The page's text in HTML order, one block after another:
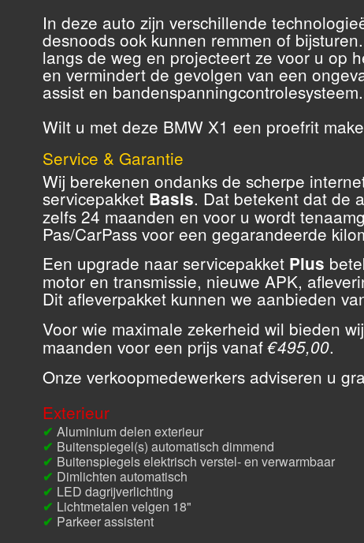
In deze auto zijn verschillende
desnoods ook kunnen remmen of
langs de weg en projecteert ze voor u op
en vermindert de gevolgen van een
assist en bandenspanningcontrolesysteem.
Wilt u met deze BMW X1 een proefrit
Service & Garantie
Wij berekenen ondanks de scherpe
servicepakket Basis. Dat betekent dat de
zelfs 24 maanden en voor u wordt
Pas/CarPass voor een gegarandeerde
Een upgrade naar servicepakket Plus
motor en transmissie, nieuwe APK,
Dit afleverpakket kunnen we aanbieden
Voor wie maximale zekerheid wil bieden
maanden voor een prijs vanaf€495,00.
Onze verkoopmedewerkers adviseren u
Exterieur
Aluminium delen exterieur
Buitenspiegel(s) automatisch dimmend
Buitenspiegels elektrisch verstel- en verwarmbaar
Dimlichten automatisch
LED dagrijverlichting
Lichtmetalen velgen 18"
Parkeer assistent